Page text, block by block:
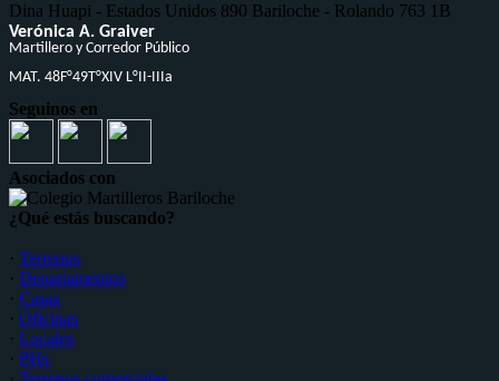
ㅤㅤㅤㅤㅤㅤDina Huapi - Estados Unidos 890 ㅤㅤㅤㅤㅤBariloche - Rolando 763 1B
Verónica A. Graiver
Martillero y Corredor Público
MAT. 48F°49T°XIV L°II-IIIa
Seguinos en
Asociados con
¿Qué estás buscando?
· Terrenos
· Departamentos
· Casas
· Oficinas
· Locales
· PHs